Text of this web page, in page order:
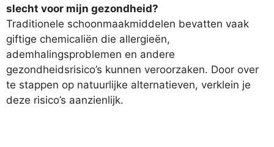
slecht voor mijn gezondheid?
Traditionele schoonmaakmiddelen bevatten vaak
giftige chemicaliën die allergieën,
ademhalingsproblemen en andere
gezondheidsrisico’s kunnen veroorzaken. Door over
te stappen op natuurlijke alternatieven, verklein je
deze risico’s aanzienlijk.